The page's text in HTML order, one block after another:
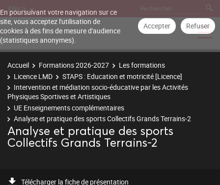
En poursuivant votre navigation sur ce
site, vous acceptez l'utilisation de
cookies à des fins de mesure d'audience
(statistiques anonymes).
Accepter Refuser
Aller à
Accueil Formations 2026-2027
Les formations
Licence LMD
STAPS : Education et motricité [Licence]
Intervention et médiation socio-éducative par les Activités
Physiques Sportives et Artistiques
UE Enseignements complémentaires
Analyse et pratique des sports Collectifs Grands Terrains-2
Analyse et pratique des sports
Collectifs Grands Terrains-2
Télécharger la fiche de présentation